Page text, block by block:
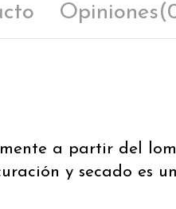
Opiniones
a partir del
y secado es